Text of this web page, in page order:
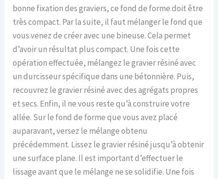
bonne fixation des graviers, ce fond de forme doit être
très compact. Par la suite, il faut mélanger le fond que
vous venez de créer avec une bineuse. Cela permet
d’avoir un résultat plus compact. Une fois cette
opération effectuée, mélangez le gravier résiné avec
un durcisseur spécifique dans une bétonnière. Puis,
recouvrez le gravier résiné avec des agrégats propres
et secs. Enfin, il ne vous reste qu’à construire votre
allée. Sur le fond de forme que vous avez placé
auparavant, versez le mélange obtenu
précédemment. Lissez le gravier résiné jusqu’à obtenir
une surface plane. Il est important d’effectuer le
lissage avant que le mélange ne se solidifie. Une fois